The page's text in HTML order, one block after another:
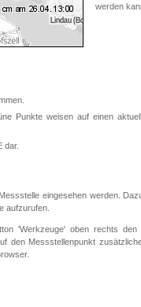
werden
Punkte weisen auf einen
dar.
eingesehen werden.
aufzurufen.
'Werkzeuge' oben rechts den
den Messstellenpunkt